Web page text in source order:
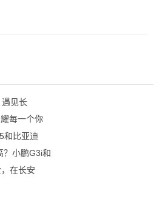
见长
每一个你
和比亚迪
？小鹏G3i和
在长安